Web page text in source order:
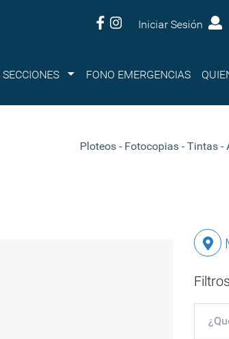
Iniciar Sesión
Submenu
FONO EMERGENCIAS
Ploteos - Fotocopias - Tintas
Filtros